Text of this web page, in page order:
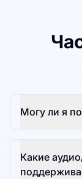
Могу ли я
Какие